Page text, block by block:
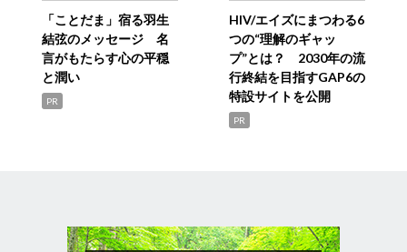
「ことだま」宿る羽生
結弦のメッセージ 名
言がもたらす心の平穏
と潤い
PR
HIV/エイズにまつわる6
つの“理解のギャッ
プ”とは？ 2030年の流
行終結を目指すGAP6の
特設サイトを公開
PR